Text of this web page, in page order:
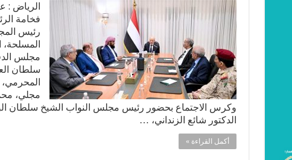
الرياض :
فخامة
رئيس
المسلحة،
مجلس
سلطان
المحرمي،
مجلي،
وكرس الاجتماع بحضور رئيس مجلس النواب الشيخ سلطان
الدكتور شائع الزنداني، …
أكمل القراءة »